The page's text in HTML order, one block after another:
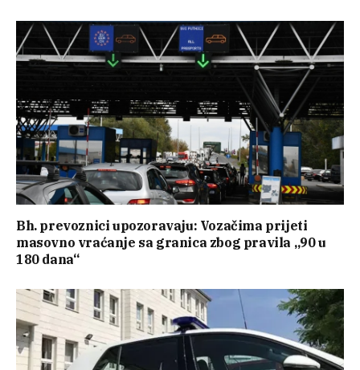
Bh. prevoznici upozoravaju: Vozačima prijeti
masovno vraćanje sa granica zbog pravila „90 u
180 dana“